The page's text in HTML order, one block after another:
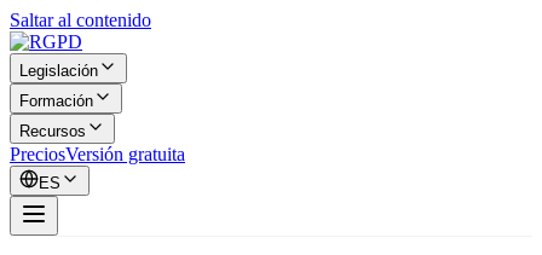
Saltar al contenido
Legislación
Formación
Recursos
PreciosVersión gratuita
ES